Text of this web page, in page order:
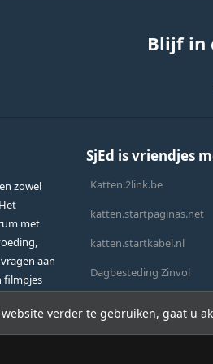
Blijf in
zowel
met
aan
filmpjes
SjEd is vriendjes
Katten.2link.be
katten.startpaginas.net
katten.startkabel.nl
Dagbesteding Zinvol
verder te gebruiken, gaat u